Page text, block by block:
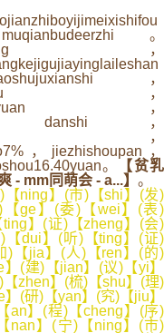
。
，
，
，
0.38yiyuan，
。danshi，
，
，jiezhishoupan，
。
【贫乳
- mm同萌会 - a...】 。
】(市)【shi】(发)
【ge】(委)【wei】(表)
】(证)【zheng】(会)
【dui】(听)【ting】(证)
)【jia】(人)【ren】(的)
(建)【jian】(议)【yi】
zhen】(梳)【shu】(理)
(研)【yan】(究)【jiu】
an】(程)【cheng】(序)
nan】(宁)【ning】(市)